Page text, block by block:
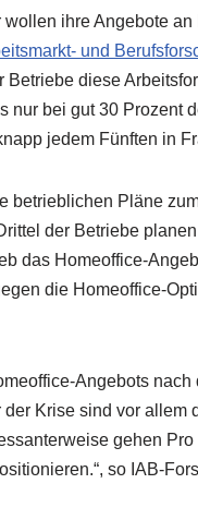
ihre Angebote
und
diese
nur bei gut 30 Prozent
jedem Fünften in
betrieblichen Pläne
der Betriebe
das Homeoffice-
die Homeoffice-
Angebots
Krise sind vor
gehen
so IAB-